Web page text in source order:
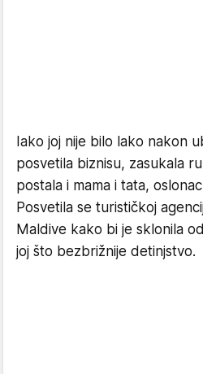
Iako joj nije bilo lako nakon
posvetila biznisu, zasukala
postala i mama i tata,
Posvetila se turističkoj
Maldive kako bi je sklonila
joj što bezbrižnije detinjstvo.